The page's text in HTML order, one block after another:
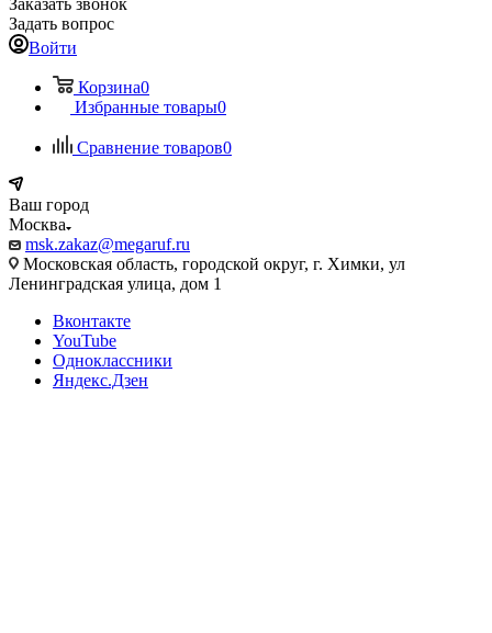
Заказать звонок
Задать вопрос
Войти
Корзина0
Избранные товары0
Сравнение товаров0
Ваш город
Москва
msk.zakaz@megaruf.ru
Московская область, городской округ, г. Химки, ул
Ленинградская улица, дом 1
Вконтакте
YouTube
Одноклассники
Яндекс.Дзен